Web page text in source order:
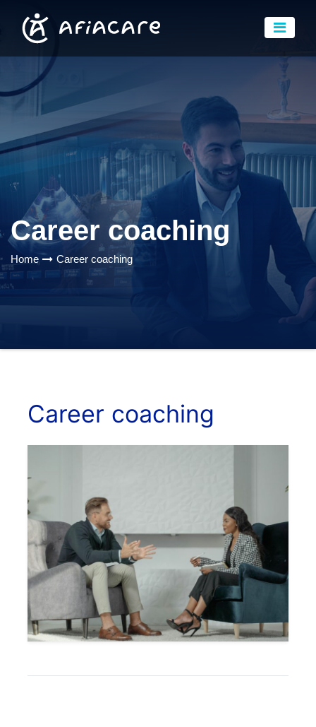
Career coaching
Home Career coaching
Career coaching